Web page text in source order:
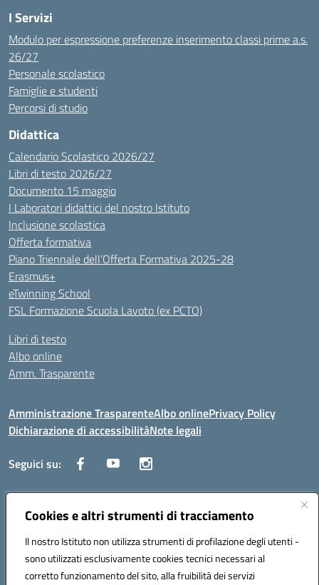
Cookies e altri strumenti di tracciamento
Il nostro Istituto non utilizza strumenti di profilazione degli utenti -
sono utilizzati esclusivamente cookies tecnici necessari al
corretto funzionamento del sito, alla fruibilità dei servizi
I Servizi
Modulo per espressione preferenze inserimento classi prime a.s.
26/27
Personale scolastico
Famiglie e studenti
Percorsi di studio
Didattica
Calendario Scolastico 2026/27
Libri di testo 2026/27
Documento 15 maggio
I Laboratori didattici del nostro Istituto
Inclusione scolastica
Offerta formativa
Piano Triennale dell’Offerta Formativa 2025-28
Erasmus+
eTwinning School
FSL Formazione Scuola Lavoto (ex PCTO)
Libri di testo
Albo online
Amm. Trasparente
Amministrazione TrasparenteAlbo onlinePrivacy Policy
Dichiarazione di accessibilitàNote legali
Seguici su:
Indirizzo:Lecce
Posta elettronica certificata (PEC):leis03400t@pec.istruzione.it
Codice fiscale: 80010750752